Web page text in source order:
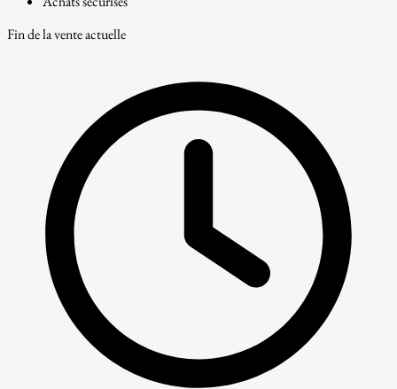
Fin de la vente actuelle